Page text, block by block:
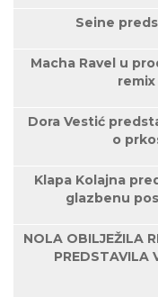
Seine
Macha Ravel u
Dora Vestić
o
Klapa Kolajna
glazbenu
NOLA OBILJEŽILA
PREDSTAVILA